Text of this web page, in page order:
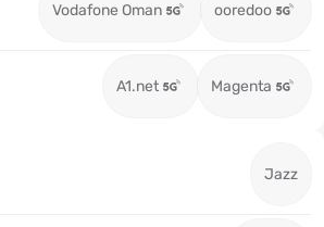
Vodafone Oman ooredoo
A1.net Magenta
Jazz